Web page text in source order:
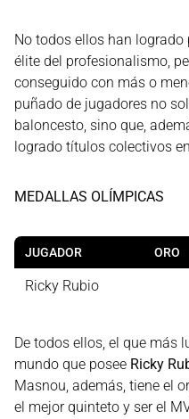
No todos ellos han
élite del profesionalismo,
conseguido con más o
puñado de jugadores no
baloncesto, sino que,
logrado títulos colectivos
MEDALLAS OLÍMPICAS
JUGADOR ORO
Ricky Rubio
De todos ellos, el que más
mundo que posee Ricky
Masnou, además, tiene el
el mejor quinteto y ser el